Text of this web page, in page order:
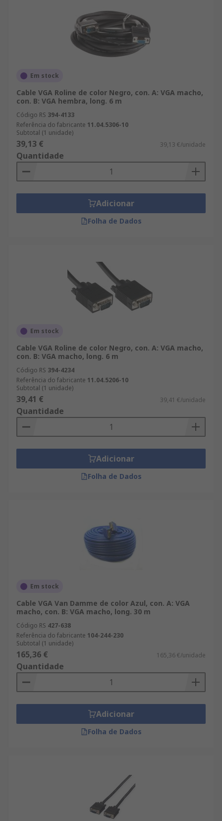
Em stock
Cable VGA Roline de color Negro, con. A: VGA macho,
con. B: VGA hembra, long. 6 m
Código RS 394-4133
Referência do fabricante 11.04.5306-10
Subtotal (1 unidade)
39,13 € 39,13 €/unidade
Quantidade
Adicionar
Folha de Dados
Em stock
Cable VGA Roline de color Negro, con. A: VGA macho,
con. B: VGA macho, long. 6 m
Código RS 394-4234
Referência do fabricante 11.04.5206-10
Subtotal (1 unidade)
39,41 € 39,41 €/unidade
Quantidade
Adicionar
Folha de Dados
Em stock
Cable VGA Van Damme de color Azul, con. A: VGA
macho, con. B: VGA macho, long. 30 m
Código RS 427-638
Referência do fabricante 104-244-230
Subtotal (1 unidade)
165,36 € 165,36 €/unidade
Quantidade
Adicionar
Folha de Dados